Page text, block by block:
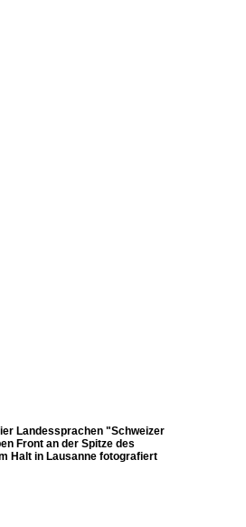
Landessprachen "Schweizer
Front an der Spitze des
Halt in Lausanne fotografiert